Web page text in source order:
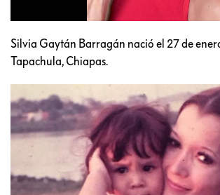
Silvia Gaytán Barragán nació el 27 de
Tapachula, Chiapas.